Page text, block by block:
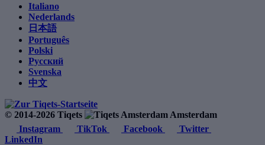
Italiano
Nederlands
日本語
Português
Polski
Русский
Svenska
中文
© 2014-2026 Tiqets
Amsterdam
Instagram
TikTok Facebook
Twitter
LinkedIn